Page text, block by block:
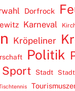
Dorfrock
Karneval
Kröpeliner
Politik
Sport Stadt